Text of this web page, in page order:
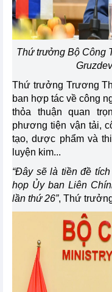
Thứ trưởng Bộ Công
Thứ trưởng Trương
ban hợp tác về công
thỏa thuận quan
phương tiện vận tải,
tạo, dược phẩm và
luyện kim...
“Đây sẽ là tiền đề
họp Ủy ban Liên
lần thứ 26”, Thứ